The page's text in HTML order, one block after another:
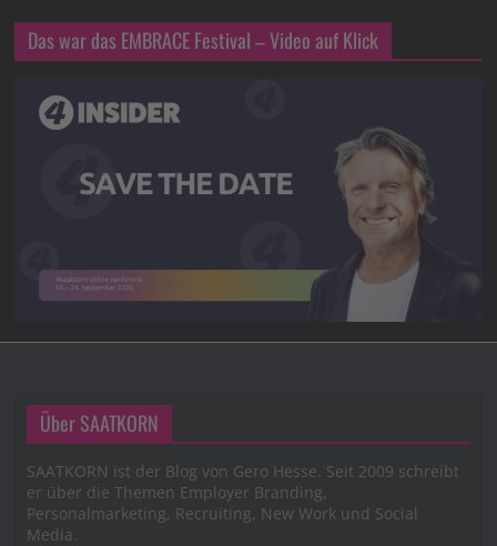
Das war das EMBRACE Festival – Video auf Klick
Über SAATKORN
SAATKORN ist der Blog von Gero Hesse. Seit 2009 schreibt
er über die Themen Employer Branding,
Personalmarketing, Recruiting, New Work und Social
Media.